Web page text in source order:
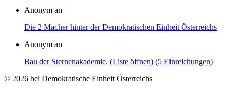
Anonym an
Die 2 Macher hinter der Demokratischen Einheit Österreichs
Anonym an
Bau der Sternenakademie. (Liste öffnen) (5 Einreichungen)
© 2026 bei Demokratische Einheit Österreichs